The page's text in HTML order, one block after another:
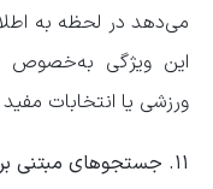
می‌دهد در لحظه به
این ویژگی به‌خصوص
ورزشی یا انتخابات
۱۱. جستجوهای مبتنی بر هوش مصنوعی